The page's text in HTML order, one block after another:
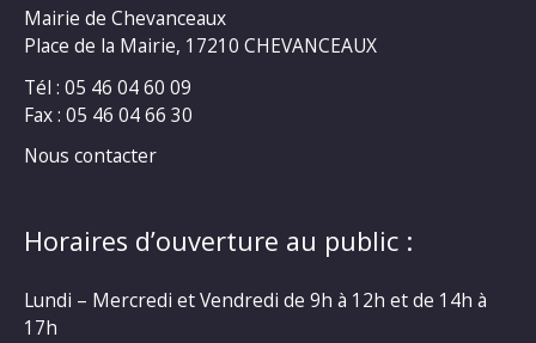
Mairie de Chevanceaux
Place de la Mairie, 17210 CHEVANCEAUX
Tél : 05 46 04 60 09
Fax : 05 46 04 66 30
Nous contacter
Horaires d’ouverture au public :
Lundi – Mercredi et Vendredi de 9h à 12h et de 14h à
17h